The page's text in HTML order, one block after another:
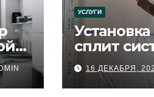
УСЛУГИ
сплит
16 ДЕКАБРЯ,